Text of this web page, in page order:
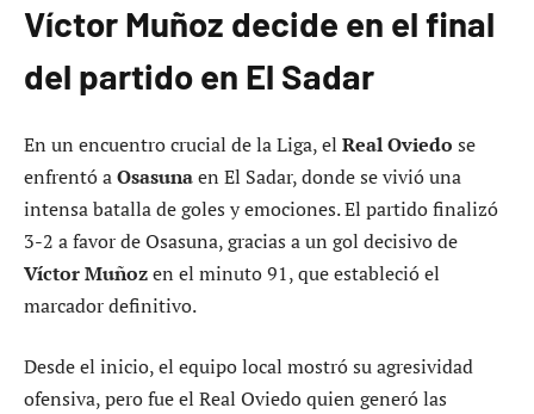
Víctor Muñoz decide en el final
del partido en El Sadar
En un encuentro crucial de la Liga, el Real Oviedo se
enfrentó aOsasunaen El Sadar, donde se vivió una
intensa batalla de goles y emociones. El partido finalizó
3-2 a favor de Osasuna, gracias a un gol decisivo de
Víctor Muñozen el minuto 91, que estableció el
marcador definitivo.
Desde el inicio, el equipo local mostró su agresividad
ofensiva, pero fue el Real Oviedo quien generó las